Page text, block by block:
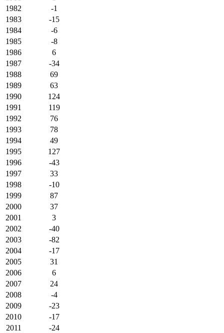
1982
-1
1983
-15
1984
-6
1985
-8
1986
6
1987
-34
1988
69
1989
63
1990
124
1991
119
1992
76
1993
78
1994
49
1995
127
1996
-43
1997
33
1998
-10
1999
87
2000
37
2001
3
2002
-40
2003
-82
2004
-17
2005
31
2006
6
2007
24
2008
-4
2009
-23
2010
-17
2011
-24